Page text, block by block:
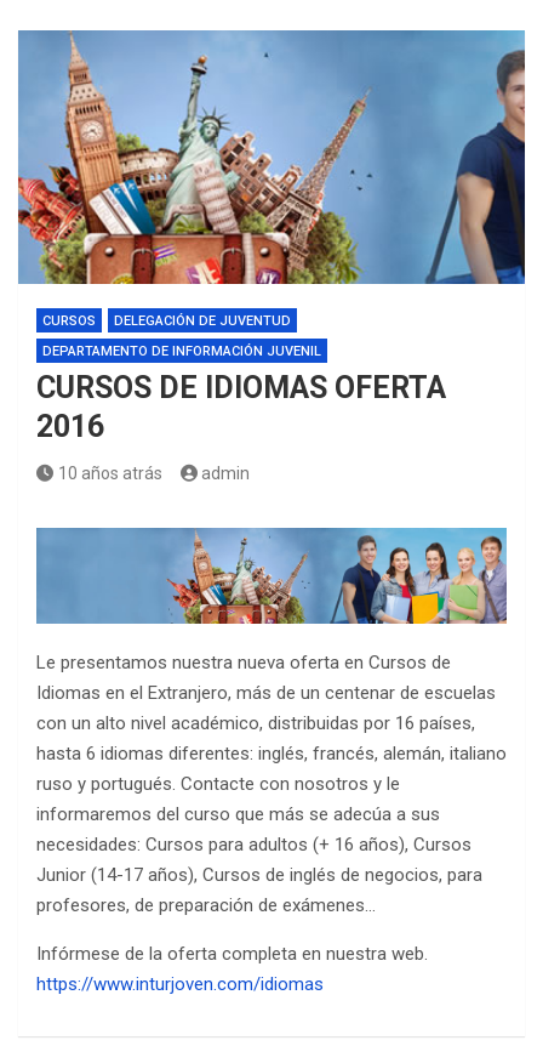
CURSOS
DELEGACIÓN DE JUVENTUD
DEPARTAMENTO DE INFORMACIÓN JUVENIL
CURSOS DE IDIOMAS OFERTA
2016
10 años atrás admin
Le presentamos nuestra nueva oferta en Cursos de
Idiomas en el Extranjero, más de un centenar de escuelas
con un alto nivel académico, distribuidas por 16 países,
hasta 6 idiomas diferentes: inglés, francés, alemán, italiano
ruso y portugués. Contacte con nosotros y le
informaremos del curso que más se adecúa a sus
necesidades: Cursos para adultos (+ 16 años), Cursos
Junior (14-17 años), Cursos de inglés de negocios, para
profesores, de preparación de exámenes…
Infórmese de la oferta completa en nuestra web.
https://www.inturjoven.com/idiomas